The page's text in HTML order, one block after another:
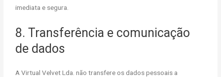
imediata e segura.
8. Transferência e comunicação
de dados
A Virtual Velvet Lda. não transfere os dados pessoais a